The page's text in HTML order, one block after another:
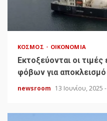
ΚΌΣΜΟΣ ΟΙΚΟΝΟΜΊΑ
Εκτοξεύονται οι
φόβων για
newsroom 13 Ιουνίου, 2025